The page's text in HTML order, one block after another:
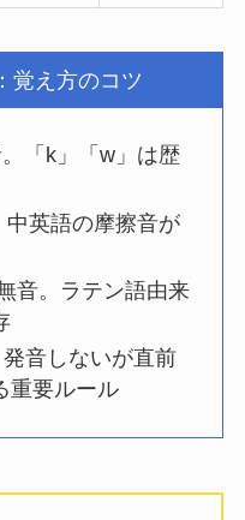
覚え方のコツ
「k」「w」は歴
英語の摩擦音が
音。ラテン語由来
音しないが直前
重要ルール